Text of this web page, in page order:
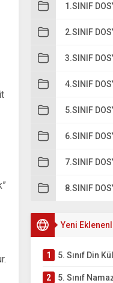
1.SINIF
2.SINIF
3.SINIF
4.SINIF
5.SINIF
6.SINIF
7.SINIF
8.SINIF
Yeni
1 5. Sınıf Din Kültürü ve
2 5. Sınıf Namaz